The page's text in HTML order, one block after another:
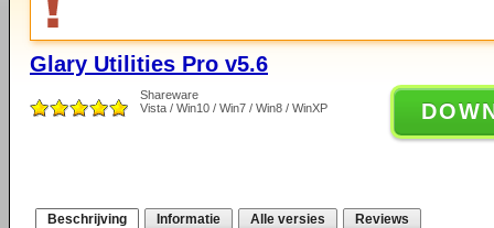
Glary Utilities Pro v5.6
Shareware
Vista / Win10 / Win7 / Win8 / WinXP
Beschrijving Informatie Alle versies Reviews